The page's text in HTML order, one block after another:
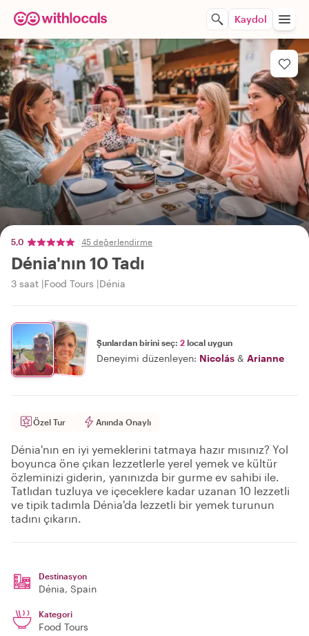
Kaydol
5,0 45 değerlendirme
Dénia'nın 10 Tadı
3 saat Food Tours Dénia
Şunlardan birini seç: 2 local uygun
Deneyimi düzenleyen: Nicolás & Arianne
Özel Tur Anında Onaylı
Dénia'nın en iyi yemeklerini tatmaya hazır mısınız? Yol
boyunca öne çıkan lezzetlerle yerel yemek ve kültür
özleminizi giderin, yanınızda bir gurme ev sahibi ile.
Tatlıdan tuzluya ve içeceklere kadar uzanan 10 lezzetli
ve tipik tadımla Dénia'da lezzetli bir yemek turunun
tadını çıkarın.
Destinasyon
Dénia, Spain
Kategori
Food Tours